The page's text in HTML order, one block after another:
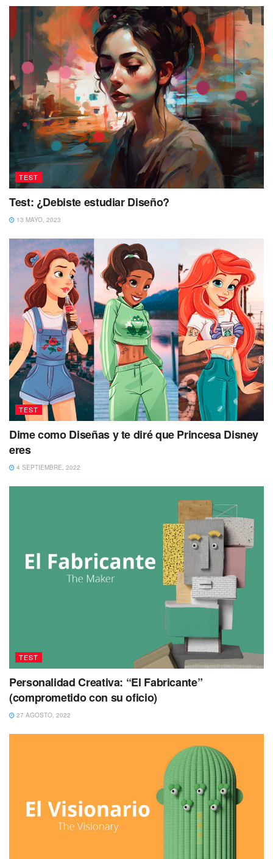
TEST
Test: ¿Debiste estudiar Diseño?
13 MAYO, 2023
TEST
Dime como Diseñas y te diré que Princesa Disney
eres
4 SEPTIEMBRE, 2022
TEST
Personalidad Creativa: “El Fabricante”
(comprometido con su oficio)
27 AGOSTO, 2022